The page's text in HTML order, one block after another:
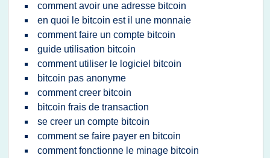
comment avoir une adresse bitcoin
en quoi le bitcoin est il une monnaie
comment faire un compte bitcoin
guide utilisation bitcoin
comment utiliser le logiciel bitcoin
bitcoin pas anonyme
comment creer bitcoin
bitcoin frais de transaction
se creer un compte bitcoin
comment se faire payer en bitcoin
comment fonctionne le minage bitcoin